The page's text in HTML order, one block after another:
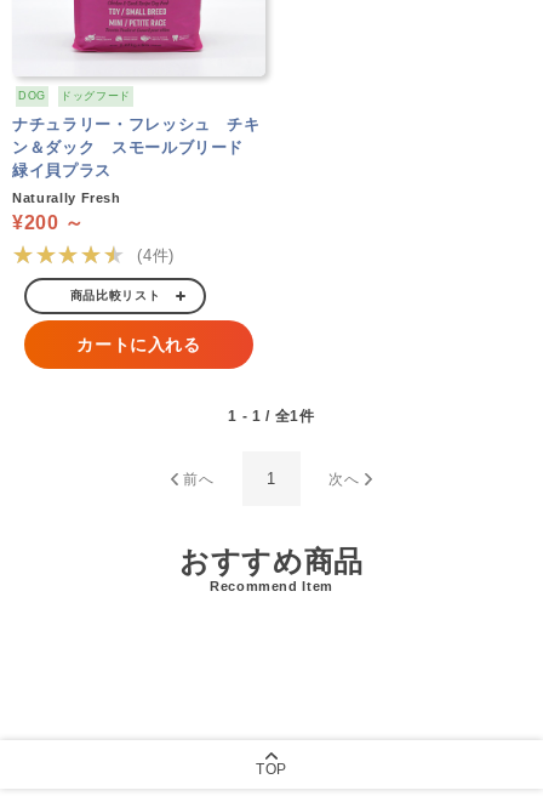
DOG ドッグフード
ナチュラリー・フレッシュ チキ
ン＆ダック スモールブリード
緑イ貝プラス
Naturally Fresh
¥200 ～
★★★★★ (4件)
商品比較リスト
カートに入れる
1 - 1 / 全1件
前へ 1 次へ
おすすめ商品
Recommend Item
TOP